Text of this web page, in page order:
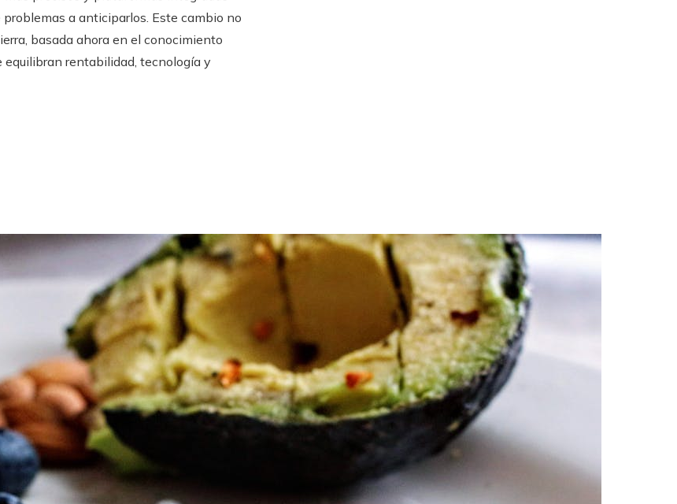
a anticiparlos. Este cambio no
basada ahora en el conocimiento
rentabilidad, tecnología y